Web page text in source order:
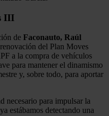
III
de Faconauto, Raúl
del Plan Moves
a la compra de vehículos
para mantener el dinamismo
y, sobre todo, para aportar
necesario para impulsar la
estábamos detectando una